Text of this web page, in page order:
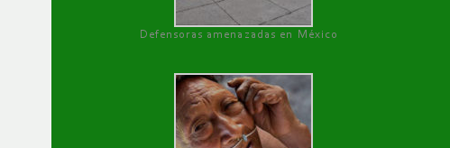
Defensoras amenazadas en México